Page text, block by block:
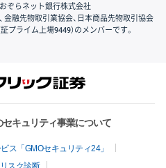
おぞらネット銀行株式会社
金融先物取引業協会、日本商品先物取引協会
プライム上場9449）のメンバーです。
キュリティ事業について
ス「GMOセキュリティ24」
スク診断